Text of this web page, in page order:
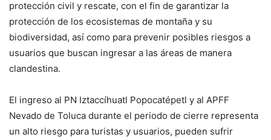
protección civil y rescate, con el fin de garantizar la
protección de los ecosistemas de montaña y su
biodiversidad, así como para prevenir posibles riesgos a
usuarios que buscan ingresar a las áreas de manera
clandestina.
El ingreso al PN Iztaccíhuatl Popocatépetl y al APFF
Nevado de Toluca durante el periodo de cierre representa
un alto riesgo para turistas y usuarios, pueden sufrir